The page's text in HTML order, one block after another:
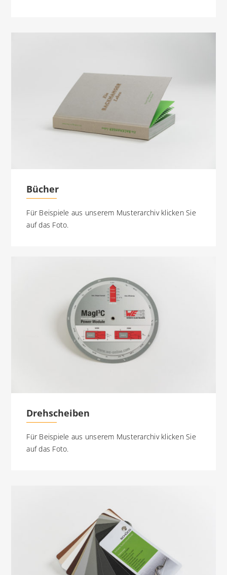
Bücher
Für Beispiele aus unserem Musterarchiv klicken Sie
auf das Foto.
Drehscheiben
Für Beispiele aus unserem Musterarchiv klicken Sie
auf das Foto.